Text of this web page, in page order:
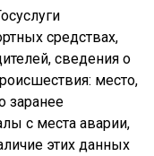
средствах,
сведения о
место,
заранее
с места аварии,
этих данных